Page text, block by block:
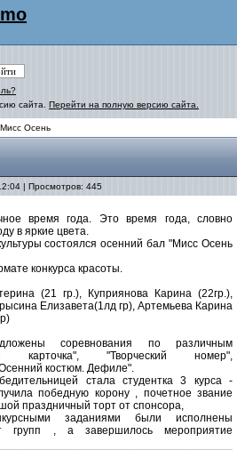
сайта. Перейти на полную версию сайта.
Осень
| Просмотров: 445
время года. Это время года, словно
в яркие цвета.
состоялся осенний бал "Мисс Осень
конкурса красоты.
(21 гр.), Куприянова Карина (22гр.),
Елизавета(1лд гр), Артемьева Карина
соревнования по различным
карточка", "Творческий номер",
костюм. Дефиле".
стала студентка 3 курса -
победную корону , почетное звание
праздничный торт от спонсора,
заданиями были исполнены
групп , а завершилось мероприятие